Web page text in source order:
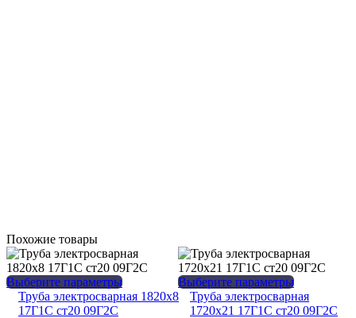
Похожие товары
Выберите параметрыЭтот
товар
Труба электросварная 1820х8
17Г1С ст20 09Г2С
Выберите параметрыЭтот
товар
имеет
Труба электросварная
1720х21 17Г1С ст20 09Г2С